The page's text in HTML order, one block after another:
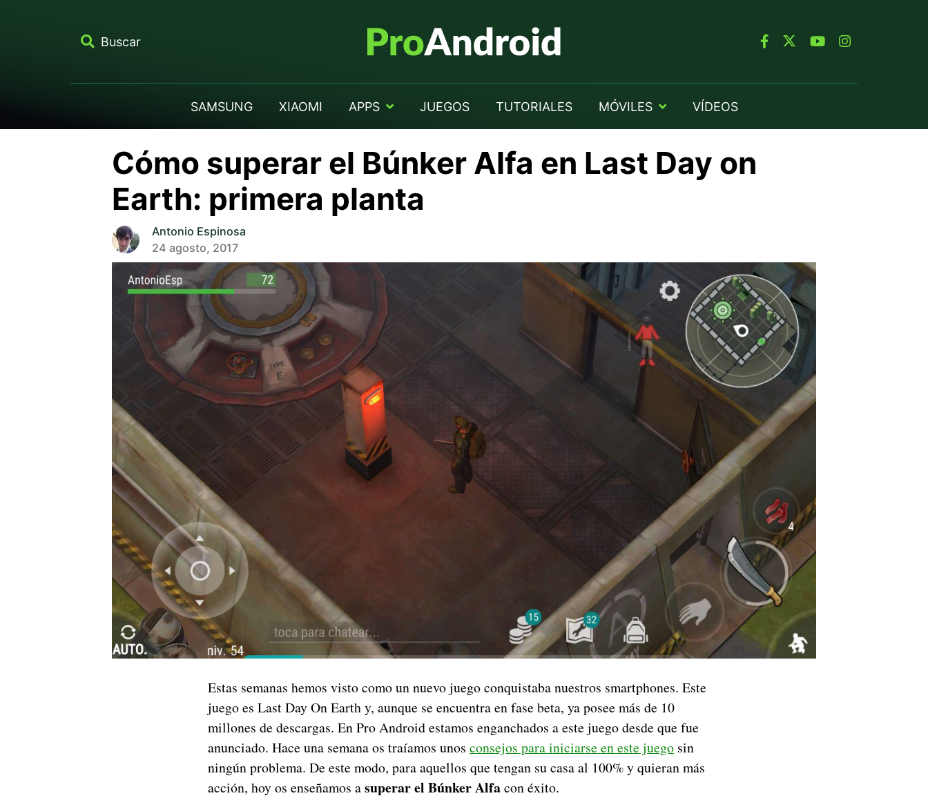
Buscar
SAMSUNG XIAOMI APPS JUEGOS TUTORIALES MÓVILES VÍDEOS
Cómo superar el Búnker Alfa en Last Day on
Earth: primera planta
Antonio Espinosa
24 agosto, 2017
Estas semanas hemos visto como un nuevo juego conquistaba nuestros smartphones. Este
juego es Last Day On Earth y, aunque se encuentra en fase beta, ya posee más de 10
millones de descargas. En Pro Android estamos enganchados a este juego desde que fue
anunciado. Hace una semana os traíamos unos consejos para iniciarse en este juego sin
ningún problema. De este modo, para aquellos que tengan su casa al 100% y quieran más
acción, hoy os enseñamos asuperar el Búnker Alfacon éxito.